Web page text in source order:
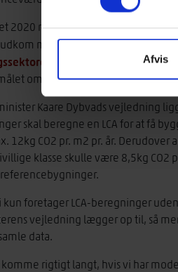
Afvis
2020 nedsatte regeringen et
med rapporten
. Rapporten indeholder
om at reducere Danmarks
Kaare Dybvads vejledning
skal beregne en LCA for at få
12kg CO2 pr. m2 pr. år.
klasse skulle være 8,5kg CO2
kun foretager LCA-beregninger
vejledning lægger op til, så
data.
komme rigtigt langt, hvis vi har